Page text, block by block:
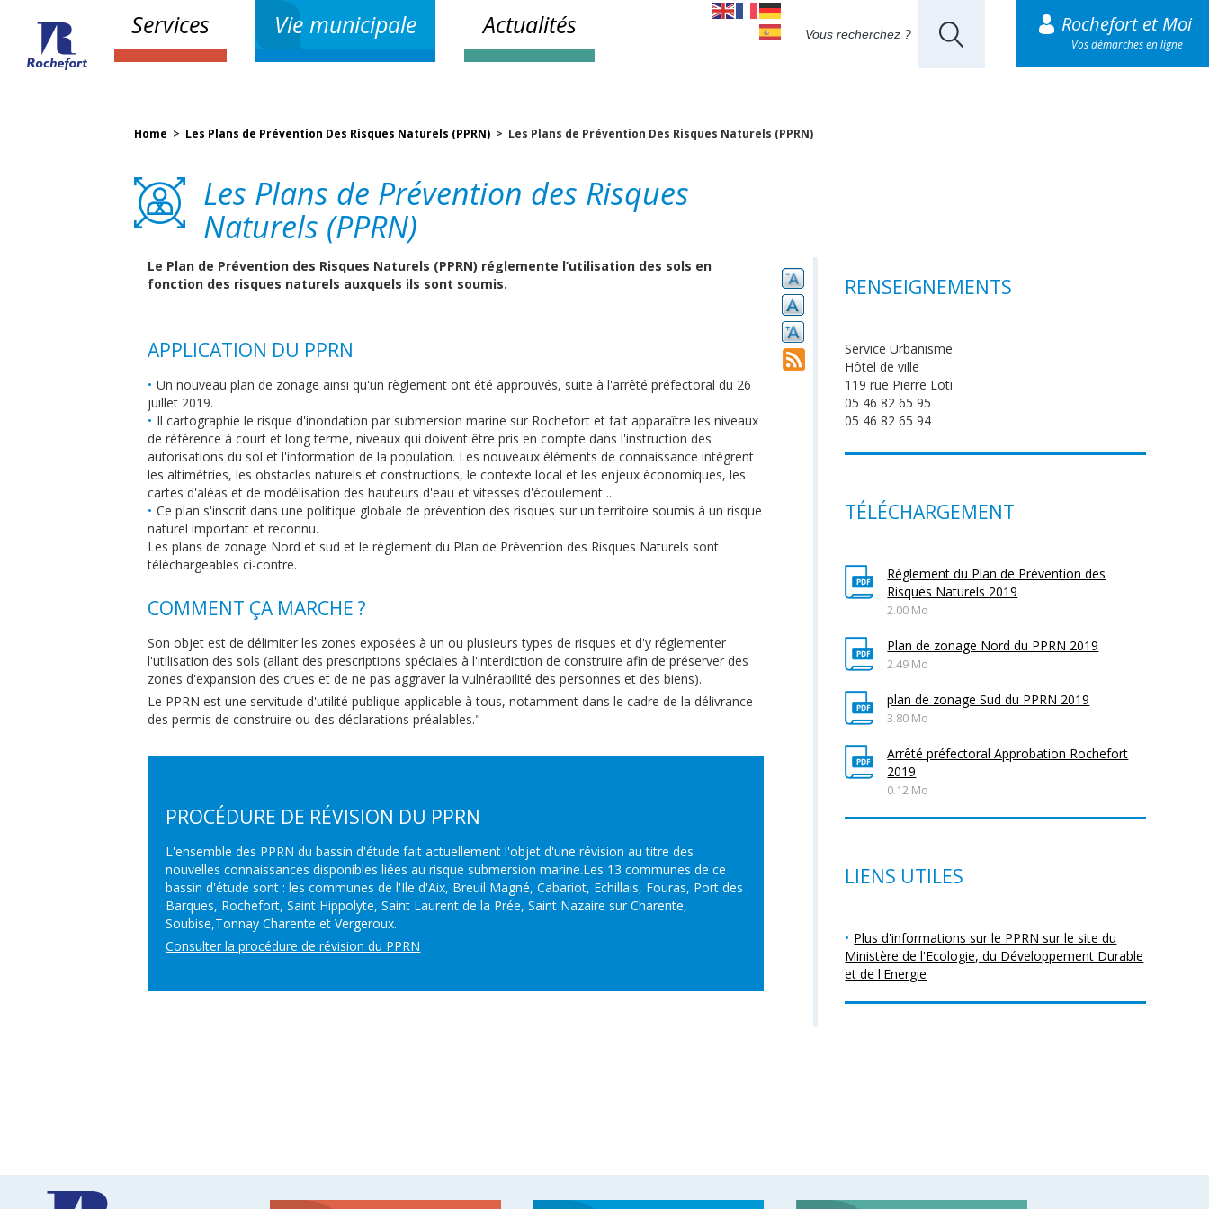
Services Vie municipale Actualités Rochefort et Moi
Vos démarches en ligne
Home > Les Plans de Prévention Des Risques Naturels (PPRN) > Les Plans de Prévention Des Risques Naturels (PPRN)
Les Plans de Prévention des Risques
Naturels (PPRN)
Le Plan de Prévention des Risques Naturels (PPRN) réglemente l’utilisation des sols en
fonction des risques naturels auxquels ils sont soumis.
APPLICATION DU PPRN
Un nouveau plan de zonage ainsi qu'un règlement ont été approuvés, suite à l'arrêté préfectoral du 26
juillet 2019.
Il cartographie le risque d'inondation par submersion marine sur Rochefort et fait apparaître les niveaux
de référence à court et long terme, niveaux qui doivent être pris en compte dans l'instruction des
autorisations du sol et l'information de la population. Les nouveaux éléments de connaissance intègrent
les altimétries, les obstacles naturels et constructions, le contexte local et les enjeux économiques, les
cartes d'aléas et de modélisation des hauteurs d'eau et vitesses d'écoulement ...
Ce plan s'inscrit dans une politique globale de prévention des risques sur un territoire soumis à un risque
naturel important et reconnu.
Les plans de zonage Nord et sud et le règlement du Plan de Prévention des Risques Naturels sont
téléchargeables ci-contre.
COMMENT ÇA MARCHE ?
Son objet est de délimiter les zones exposées à un ou plusieurs types de risques et d'y réglementer
l'utilisation des sols (allant des prescriptions spéciales à l'interdiction de construire afin de préserver des
zones d'expansion des crues et de ne pas aggraver la vulnérabilité des personnes et des biens).
Le PPRN est une servitude d'utilité publique applicable à tous, notamment dans le cadre de la délivrance
des permis de construire ou des déclarations préalables."
PROCÉDURE DE RÉVISION DU PPRN
L'ensemble des PPRN du bassin d'étude fait actuellement l'objet d'une révision au titre des
nouvelles connaissances disponibles liées au risque submersion marine.Les 13 communes de ce
bassin d'étude sont : les communes de l'Ile d'Aix, Breuil Magné, Cabariot, Echillais, Fouras, Port des
Barques, Rochefort, Saint Hippolyte, Saint Laurent de la Prée, Saint Nazaire sur Charente,
Soubise,Tonnay Charente et Vergeroux.
Consulter la procédure de révision du PPRN
RENSEIGNEMENTS
Service Urbanisme
Hôtel de ville
119 rue Pierre Loti
05 46 82 65 95
05 46 82 65 94
TÉLÉCHARGEMENT
Règlement du Plan de Prévention des
Risques Naturels 2019
2.00 Mo
Plan de zonage Nord du PPRN 2019
2.49 Mo
plan de zonage Sud du PPRN 2019
3.80 Mo
Arrêté préfectoral Approbation Rochefort
2019
0.12 Mo
LIENS UTILES
Plus d'informations sur le PPRN sur le site du
Ministère de l'Ecologie, du Développement Durable
et de l'Energie